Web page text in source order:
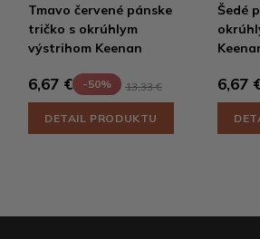
Tmavo červené pánske
tričko s okrúhlym
výstrihom Keenan
6,67 € -50% 13,33 €
DETAIL PRODUKTU
Šedé
6,67